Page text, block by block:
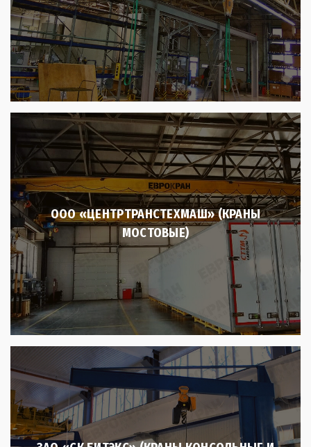
ООО «ЦЕНТРТРАНСТЕХМАШ» (КРАНЫ
МОСТОВЫЕ)